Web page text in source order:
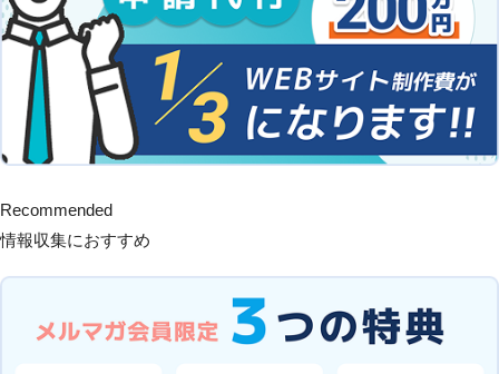
Recommended
情報収集におすすめ